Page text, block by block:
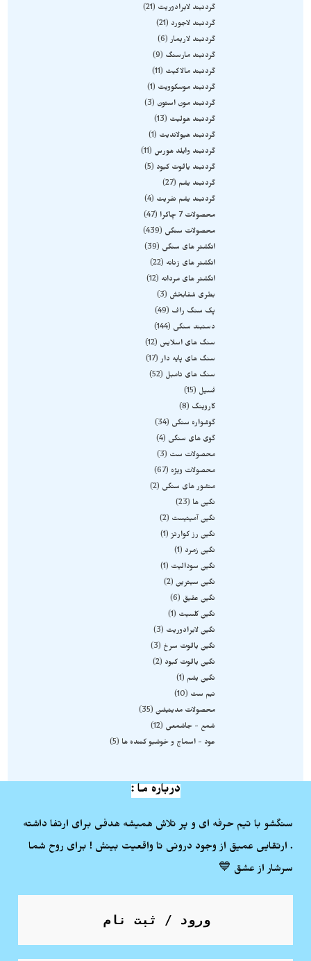
گردنبند لابرادوریت
21
گردنبند لاجورد
21
گردنبند لاریمار 6
گردنبند مارسنگ
9
گردنبند مالاکیت
11
گردنبند موسکوویت
1
گردنبند مون استون
3
گردنبند هولیت
13
گردنبند هیولاندیت
1
گردنبند وایلد هورس
11
گردنبند یاقوت کبود
5
گردنبند یشم
27
گردنبند یشم نفریت
4
محصولات 7 چاکرا
47
محصولات سنگی
439
انگشتر های سنگی
39
انگشتر های زنانه
22
انگشتر های مردانه
12
بطری شفابخش
3
پک سنگ راف
49
دستبند سنگی
144
سنگ های اسلایس
12
سنگ های پایه دار 17
سنگ های تامبل
52
فسیل
15
کاروینگ
8
گوشواره سنگی
34
گوی های سنگی
4
محصولات ست
3
محصولات ویژه
67
منشور های سنگی
2
نگین ها
23
نگین آمیتیست
2
نگین رز کوارتز 1
نگین زمرد
1
نگین سودالیت
1
نگین سیترین 2
نگین عقیق
6
نگین کلسیت
1
نگین لابرادوریت
3
نگین یاقوت سرخ
3
نگین یاقوت کبود
2
نگین یشم
1
نیم ست
10
محصولات مدیتیشن 35
شمع - جاشمعی
12
عود - اسماج و خوشبو کننده ها
5
درباره ما :
سنگشو با تیم حرفه ای و پر تلاش همیشه هدفی برای ارتفا داشته
. ارتقایی عمیق از وجود درونی تا واقعیت بینش ! برای روح شما
سرشار از عشق 💙
ورود / ثبت نام